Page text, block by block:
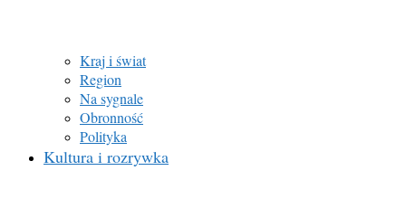
Kraj i świat
Region
Na sygnale
Obronność
Polityka
Kultura i rozrywka